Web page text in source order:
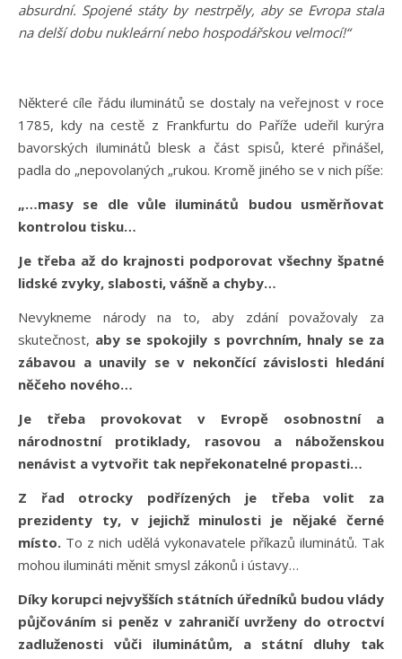
absurdní. Spojené státy by nestrpěly, aby se Evropa stala
na delší dobu nukleární nebo hospodářskou velmocí!“
Některé cíle řádu iluminátů se dostaly na veřejnost v roce
1785, kdy na cestě z Frankfurtu do Paříže udeřil kurýra
bavorských iluminátů blesk a část spisů, které přinášel,
padla do „nepovolaných „rukou. Kromě jiného se v nich píše:
„…masy se dle vůle iluminátů budou usměrňovat
kontrolou tisku…
Je třeba až do krajnosti podporovat všechny špatné
lidské zvyky, slabosti, vášně a chyby…
Nevykneme národy na to, aby zdání považovaly za
skutečnost, aby se spokojily s povrchním, hnaly se za
zábavou a unavily se v nekončící závislosti hledání
něčeho nového…
Je třeba provokovat v Evropě osobnostní a
národnostní protiklady, rasovou a náboženskou
nenávist a vytvořit tak nepřekonatelné propasti…
Z řad otrocky podřízených je třeba volit za
prezidenty ty, v jejichž minulosti je nějaké černé
místo. To z nich udělá vykonavatele příkazů iluminátů. Tak
mohou ilumináti měnit smysl zákonů i ústavy…
Díky korupci nejvyšších státních úředníků budou vlády
půjčováním si peněz v zahraničí uvrženy do otroctví
zadluženosti vůči iluminátům, a státní dluhy tak